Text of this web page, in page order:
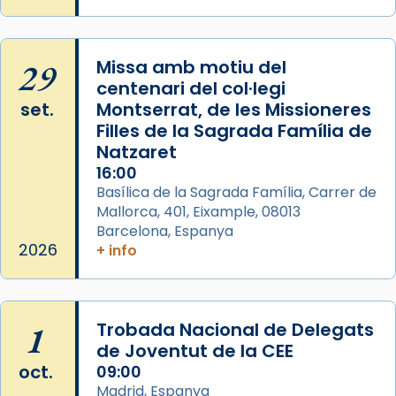
musulmanes fou venerat com a patró dels
Regnes castellans i més tard de tota
Espanya.
El seu sepulcre a Compostela fou un gran
centre de peregrinacions medievals de tot
el món cristià, després de Roma i terra
«A Raïms de Sant Jaume, raïms aigualits;
raïms de setembre te'n llepes els dits»,
segons una dita popular.
29
set.
2026
Missa amb motiu del
centenari del col·legi
Montserrat, de les Missioneres
Filles de la Sagrada Família de
Natzaret
16:00
Basílica de la Sagrada Família, Carrer de
Mallorca, 401, Eixample, 08013
Barcelona, Espanya
+ info
1
oct.
Trobada Nacional de Delegats
de Joventut de la CEE
09:00
Madrid, Espanya